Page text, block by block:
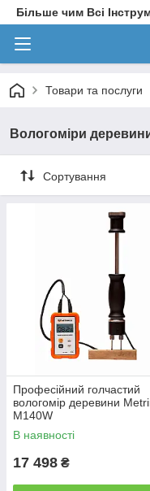
Більше чим Всі
Товари та послуги
Вологоміри
Сортування
Професійний голчастий
вологомір деревини
M140W
В наявності
17 498 ₴